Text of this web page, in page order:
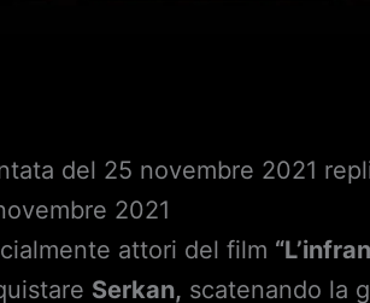
del 25 novembre 2021
2021
attori del film
Serkan, scatenando la